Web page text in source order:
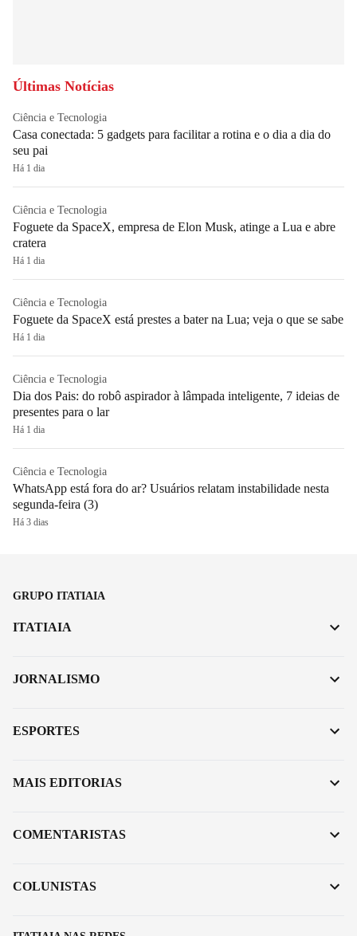
Últimas Notícias
Ciência e Tecnologia
Casa conectada: 5 gadgets para facilitar a rotina e o dia a dia do
seu pai
Há 1 dia
Ciência e Tecnologia
Foguete da SpaceX, empresa de Elon Musk, atinge a Lua e abre
cratera
Há 1 dia
Ciência e Tecnologia
Foguete da SpaceX está prestes a bater na Lua; veja o que se sabe
Há 1 dia
Ciência e Tecnologia
Dia dos Pais: do robô aspirador à lâmpada inteligente, 7 ideias de
presentes para o lar
Há 1 dia
Ciência e Tecnologia
WhatsApp está fora do ar? Usuários relatam instabilidade nesta
segunda-feira (3)
Há 3 dias
GRUPO ITATIAIA
ITATIAIA
JORNALISMO
ESPORTES
MAIS EDITORIAS
COMENTARISTAS
COLUNISTAS